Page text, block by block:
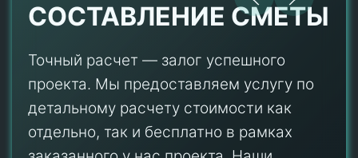
СОСТАВЛЕНИЕ СМЕТЫ
Точный расчет — залог успешного
проекта. Мы предоставляем услугу по
детальному расчету стоимости как
отдельно, так и бесплатно в рамках